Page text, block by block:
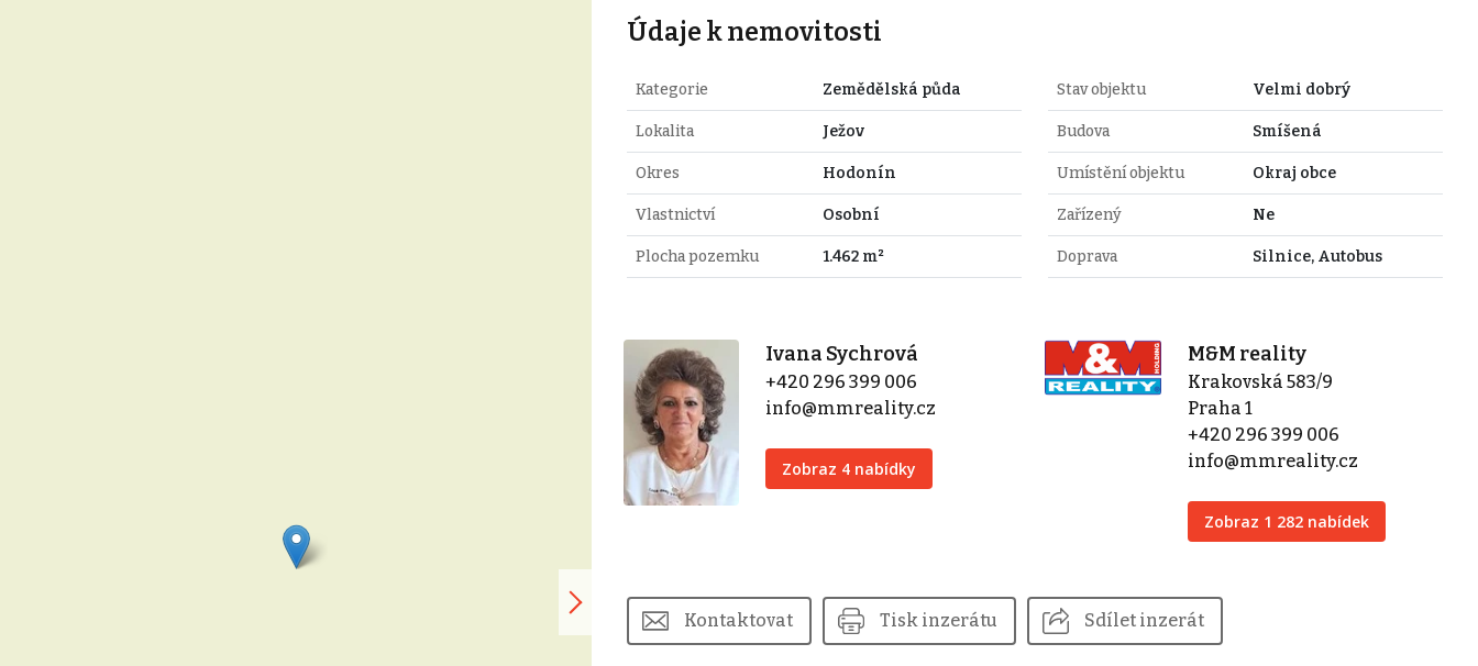
Údaje k nemovitosti
Kategorie Zemědělská půda
Lokalita Ježov
Okres Hodonín
Vlastnictví Osobní
Plocha pozemku 1.462 m²
Stav objektu Velmi dobrý
Budova Smíšená
Umístění objektu Okraj obce
Zařízený Ne
Doprava Silnice, Autobus
Ivana Sychrová
+420 296 399 006
info@mmreality.cz
Zobraz 4 nabídky
M&M reality
Krakovská 583/9
Praha 1
+420 296 399 006
info@mmreality.cz
Zobraz 1 282 nabídek
Kontaktovat Tisk inzerátu Sdílet inzerát